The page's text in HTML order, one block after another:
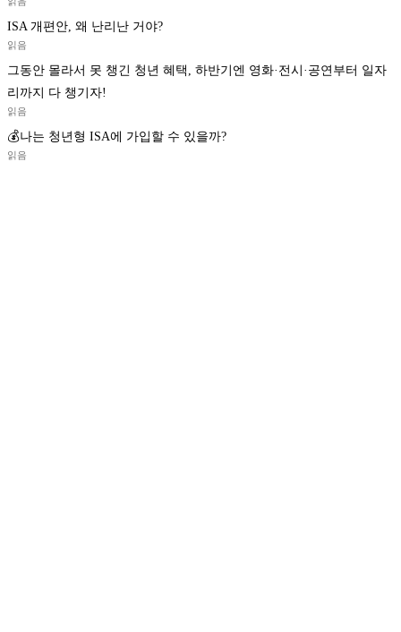
ISA 개편안, 왜 난리난 거야?
읽음
그동안 몰라서 못 챙긴 청년 혜택, 하반기엔 영화·전시·공연부터 일자
리까지 다 챙기자!
읽음
💰나는 청년형 ISA에 가입할 수 있을까?
읽음